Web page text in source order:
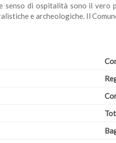
senso di ospitalità sono il vero
e archeologiche. Il